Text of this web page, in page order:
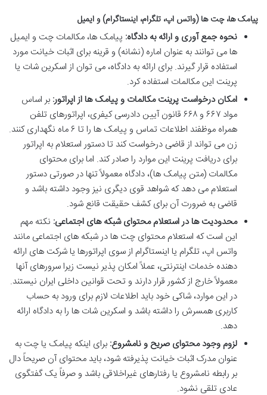
پیامک ها، چت ها (واتس اپ، تلگرام، اینستاگرام) و ایمیل
نحوه جمع آوری و ارائه به دادگاه: پیامک ها، مکالمات چت و ایمیل
ها می توانند به عنوان اماره (نشانه) و قرینه برای اثبات خیانت مورد
استفاده قرار گیرند. برای ارائه به دادگاه، می توان از اسکرین شات یا
پرینت این مکالمات استفاده کرد.
امکان درخواست پرینت مکالمات و پیامک ها از اپراتور: بر اساس
مواد ۶۶۷ و ۶۶۸ قانون آیین دادرسی کیفری، اپراتورهای تلفن
همراه موظفند اطلاعات تماس و پیامک ها را تا ۶ ماه نگهداری کنند.
زن می تواند از قاضی درخواست کند تا دستور استعلام به اپراتور
برای دریافت پرینت این موارد را صادر کند. اما برای محتوای
مکالمات (متن پیامک ها)، دادگاه معمولاً تنها در صورتی دستور
استعلام می دهد که شواهد قوی دیگری نیز وجود داشته باشد و
قاضی به ضرورت آن برای کشف حقیقت قانع شود.
محدودیت ها در استعلام محتوای شبکه های اجتماعی: نکته مهم
این است که استعلام محتوای چت ها در شبکه های اجتماعی مانند
واتس اپ، تلگرام یا اینستاگرام از سوی اپراتورها یا شرکت های ارائه
دهنده خدمات اینترنتی، عملاً امکان پذیر نیست زیرا سرورهای آنها
معمولاً خارج از کشور قرار دارند و تحت قوانین داخلی ایران نیستند.
در این موارد، شاکی خود باید اطلاعات لازم برای ورود به حساب
کاربری همسرش را داشته باشد و اسکرین شات ها را به دادگاه ارائه
دهد.
لزوم وجود محتوای صریح و نامشروع: برای اینکه پیامک یا چت به
عنوان مدرک اثبات خیانت پذیرفته شود، باید محتوای آن صریحاً دال
بر رابطه نامشروع یا رفتارهای غیراخلاقی باشد و صرفاً یک گفتگوی
عادی تلقی نشود.